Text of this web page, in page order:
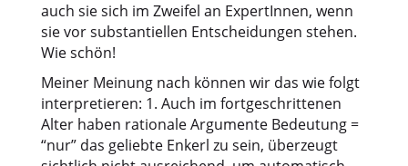
auch sie sich im Zweifel an ExpertInnen, wenn
sie vor substantiellen Entscheidungen stehen.
Wie schön!
Meiner Meinung nach können wir das wie folgt
interpretieren: 1. Auch im fortgeschrittenen
Alter haben rationale Argumente Bedeutung =
“nur” das geliebte Enkerl zu sein, überzeugt